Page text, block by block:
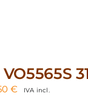
€ElIVA incl.